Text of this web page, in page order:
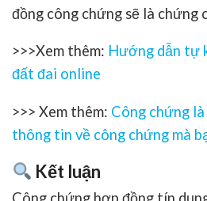
đồng công chứng sẽ là chứng
>>>Xem thêm: Hướng dẫn tự
đất đai online
>>> Xem thêm: Công chứng
thông tin về công chứng mà
Kết luận
Công chứng hợp đồng tín